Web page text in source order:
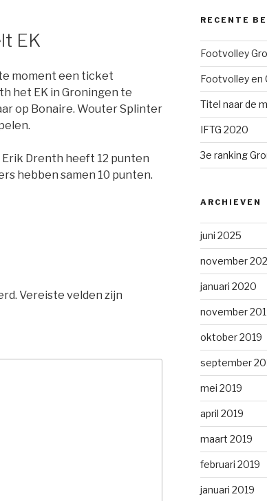
EK
moment een ticket
het EK in Groningen te
op Bonaire. Wouter Splinter
Drenth heeft 12 punten
hebben samen 10 punten.
Vereiste velden zijn
RECENTE
Footvolley
Footvolley en
Titel naar de
IFTG 2020
3e ranking
ARCHIEVEN
juni 2025
november
januari 2020
november
oktober 2019
september
mei 2019
april 2019
maart 2019
februari 2019
januari 2019